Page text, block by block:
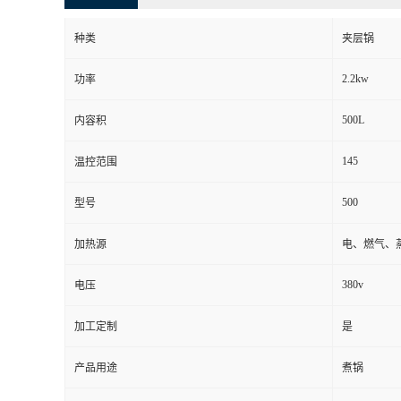
种类 夹层锅
功率 2.2kw
内容积 500L
温控范围 145
型号 500
加热源 电、燃气、
电压 380v
加工定制 是
产品用途 煮锅